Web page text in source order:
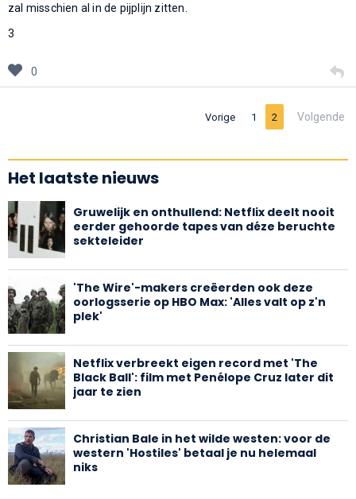
zal misschien al in de pijplijn zitten.
3
0
Vorige 1 2 Volgende
Het laatste nieuws
Gruwelijk en onthullend: Netflix deelt nooit
eerder gehoorde tapes van déze beruchte
sekteleider
'The Wire'-makers creëerden ook deze
oorlogsserie op HBO Max: 'Alles valt op z'n
plek'
Netflix verbreekt eigen record met 'The
Black Ball': film met Penélope Cruz later dit
jaar te zien
Christian Bale in het wilde westen: voor de
western 'Hostiles' betaal je nu helemaal
niks